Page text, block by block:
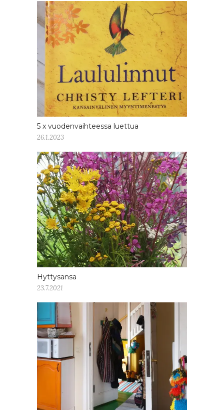
5 x vuodenvaihteessa luettua
26.1.2023
Hyttysansa
23.7.2021